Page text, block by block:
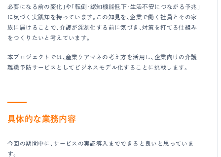
必要になる前の変化」や「転倒・認知機能低下・生活不安につながる予兆」
に気づく実践知を持っています。この知見を、企業で働く社員とその家
族に届けることで、介護が深刻化する前に気づき、対策を打てる仕組み
をつくりたいと考えています。
本プロジェクトでは、産業ケアマネの考え方を活用し、企業向けの介護
離職予防サービスとしてビジネスモデル化することに挑戦します。
具体的な業務内容
今回の期間中に、サービスの実証導入までできると良いと思っていま
す。